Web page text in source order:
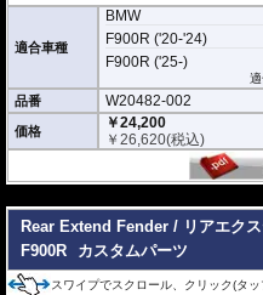
適合車種
BMW
F900R ('20-'24)
F900R ('25-)
品番 W20482-002
価格
￥24,200
￥26,620(税込)
Rear Extend Fender / リアエク
F900R
カスタムパーツ
スワイプでスクロール、クリック(タ